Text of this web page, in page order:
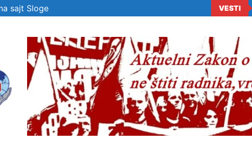
sajt Sloge VESTI
„Sloge“ ne... Veselinović: Preporuke nisu dovoljne, država mora